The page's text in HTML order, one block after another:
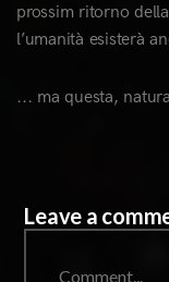
prossim ritorno
l’umanità esisterà
... ma questa,
Leave a